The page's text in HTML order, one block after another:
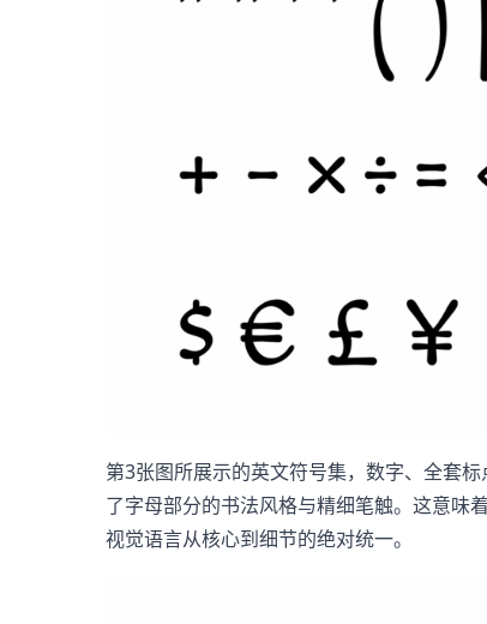
第3张图所展示的英文符号集，数字、全套
了字母部分的书法风格与精细笔触。这意味
视觉语言从核心到细节的绝对统一。